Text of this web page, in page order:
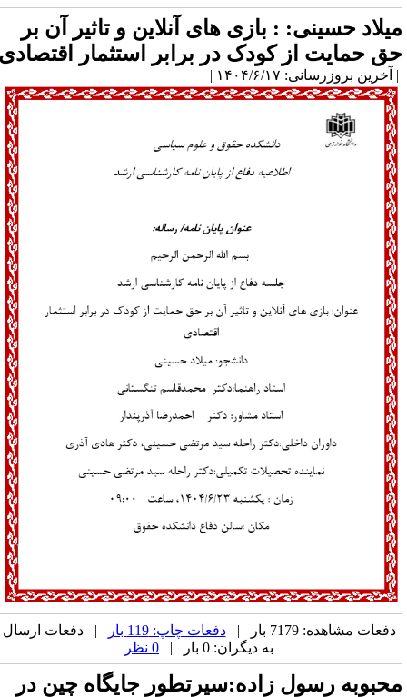
حسینی: : بازی های آنلاین و تاثیر آن بر
حمایت از کودک در برابر استثمار اقتصادی
بروزرسانی: ۱۴۰۴/۶/۱۷ |
دفعات مشاهده: 7179 بار | دفعات چاپ: 119 بار
| دفعات ارسال
به دیگران: 0 بار |
رسول زاده:سیرتطور جایگاه چین در